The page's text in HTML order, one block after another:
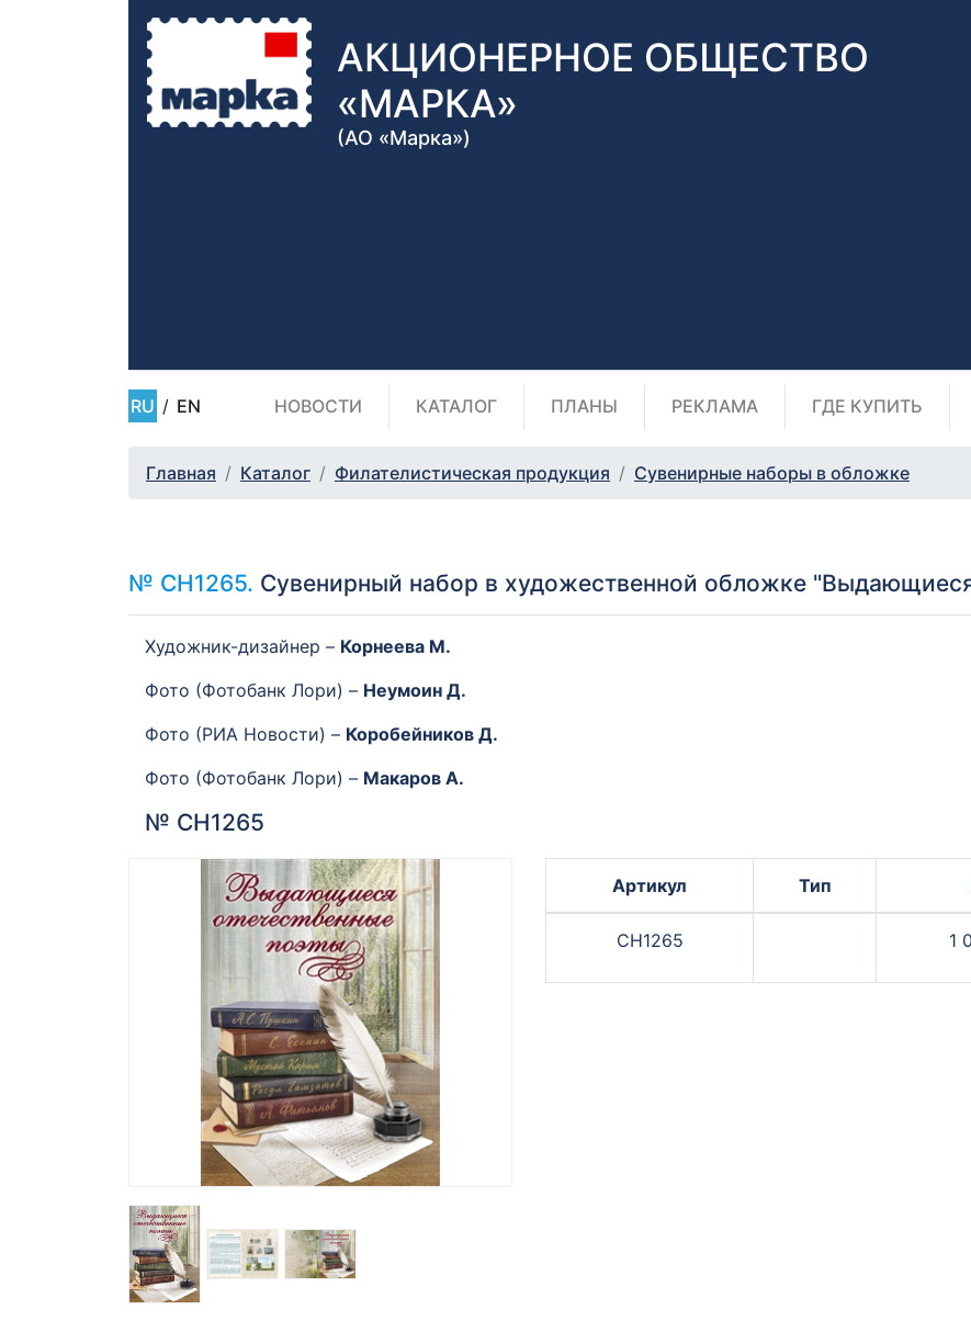
АКЦИОНЕРНОЕ ОБЩЕСТВО
«МАРКА»
(АО «Марка»)
RU / EN НОВОСТИ КАТАЛОГ ПЛАНЫ РЕКЛАМА ГДЕ КУПИТЬ
Главная Каталог Филателистическая продукция Сувенирные наборы в обложке
№ СН1265. Сувенирный набор в художественной обложке
Художник-дизайнер – Корнеева М.
Фото (Фотобанк Лори) – Неумоин Д.
Фото (РИА Новости) – Коробейников Д.
Фото (Фотобанк Лори) – Макаров А.
№ СН1265
Артикул Тип
СН1265 1